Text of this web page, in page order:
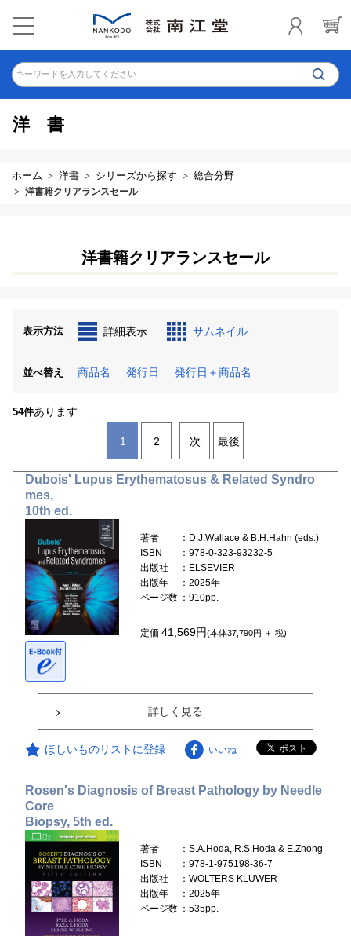
キーワードを入力してください
洋書
ホーム 洋書 シリーズから探す 総合分野
洋書籍クリアランスセール
洋書籍クリアランスセール
表示方法 詳細表示 サムネイル
並べ替え 商品名 発行日 発行日＋商品名
54件あります
1 2 次 最後
Dubois' Lupus Erythematosus & Related Syndro
mes,
10th ed.
著者
：D.J.Wallace & B.H.Hahn (eds.)
ISBN
：978-0-323-93232-5
出版社
：ELSEVIER
出版年
：2025年
ページ数 ：910pp.
定価41,569円(本体37,790円 ＋ 税)
詳しく見る
ほしいものリストに登録 いいね
Rosen's Diagnosis of Breast Pathology by Needle
Core
Biopsy, 5th ed.
著者
：S.A.Hoda, R.S.Hoda & E.Zhong
ISBN
：978-1-975198-36-7
出版社
：WOLTERS KLUWER
出版年
：2025年
ページ数 ：535pp.